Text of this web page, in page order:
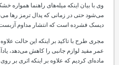
وی با بیان اینکه میله‌های راهنما همواره
می‌شود حتی در زمانی که پدال ترمز رها
دیسک فشرده است که انتشار مداوم آزبست را
مجری طرح با تاکید بر اینکه این حالت
عمر مفید لوازم جانبی را کاهش می‌دهد، یادآور
ماده‌ای کردیم که علاوه بر اینکه اثری بر